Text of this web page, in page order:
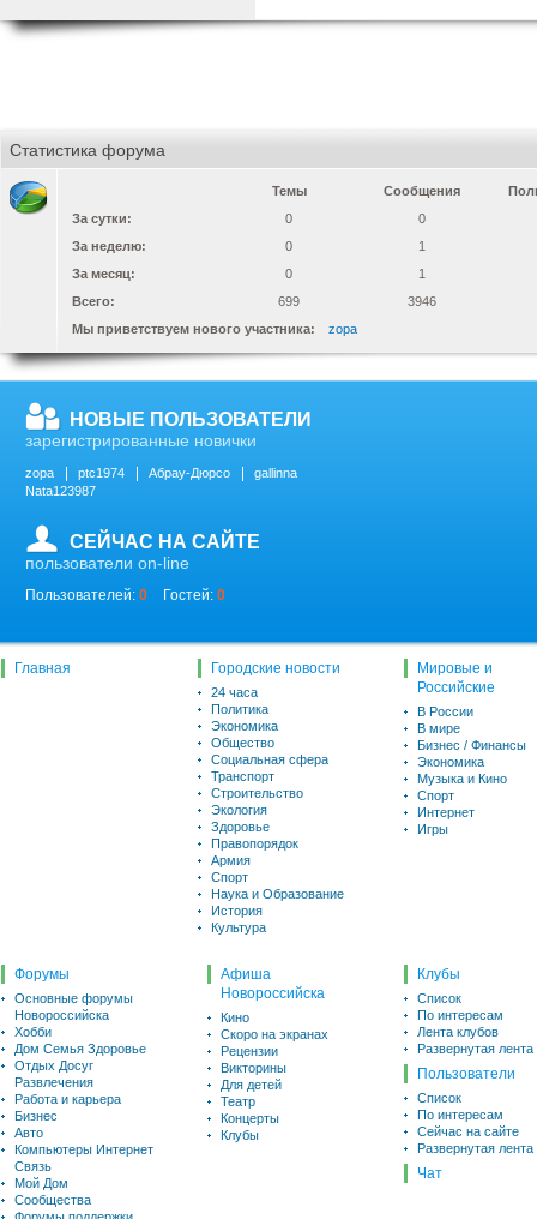
Статистика форума
Темы Сообщения
За сутки:
0
0
За неделю:
0
1
За месяц:
0
1
Всего:
699
3946
Мы приветствуем нового участника:
zopa
НОВЫЕ ПОЛЬЗОВАТЕЛИ
зарегистрированные новички
zopa ptc1974 Абрау-Дюрсо
gallinna
Nata123987
СЕЙЧАС НА САЙТЕ
пользователи on-line
Пользователей: 0 Гостей: 0
Главная Городские новости
24 часа
Политика
Экономика
Общество
Социальная сфера
Транспорт
Строительство
Экология
Здоровье
Правопорядок
Армия
Спорт
Наука и Образование
История
Культура
Мировые и
Российские
В России
В мире
Бизнес / Финансы
Экономика
Музыка и Кино
Спорт
Интернет
Игры
Форумы
Основные форумы
Новороссийска
Хобби
Дом Семья Здоровье
Отдых Досуг
Развлечения
Работа и карьера
Бизнес
Авто
Компьютеры Интернет
Связь
Мой Дом
Сообщества
Афиша
Новороссийска
Кино
Скоро на экранах
Рецензии
Викторины
Для детей
Театр
Концерты
Клубы
Клубы
Список
По интересам
Лента клубов
Развернутая лента
Пользователи
Список
По интересам
Сейчас на сайте
Развернутая лента
Чат